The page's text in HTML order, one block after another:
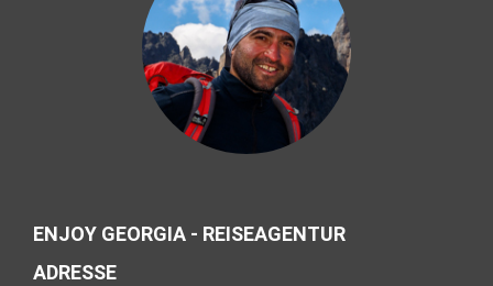
ENJOY GEORGIA - REISEAGENTUR
ADRESSE